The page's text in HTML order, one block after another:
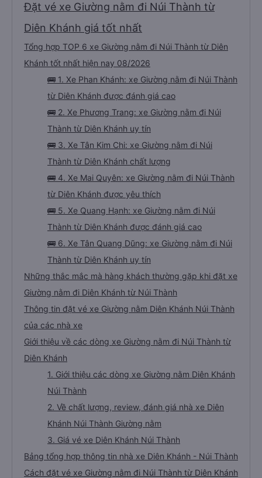
Đặt vé xe Giường nằm đi Núi Thành từ
Diên Khánh giá tốt nhất
Tổng hợp TOP 6 xe Giường nằm đi Núi Thành từ Diên
Khánh tốt nhất hiện nay 08/2026
🚌 1. Xe Phan Khánh: xe Giường nằm đi Núi Thành
từ Diên Khánh được đánh giá cao
🚌 2. Xe Phương Trang: xe Giường nằm đi Núi
Thành từ Diên Khánh uy tín
🚌 3. Xe Tân Kim Chi: xe Giường nằm đi Núi
Thành từ Diên Khánh chất lượng
🚌 4. Xe Mai Quyên: xe Giường nằm đi Núi Thành
từ Diên Khánh được yêu thích
🚌 5. Xe Quang Hạnh: xe Giường nằm đi Núi
Thành từ Diên Khánh được đánh giá cao
🚌 6. Xe Tân Quang Dũng: xe Giường nằm đi Núi
Thành từ Diên Khánh uy tín
Những thắc mắc mà hàng khách thường gặp khi đặt xe
Giường nằm đi Diên Khánh từ Núi Thành
Thông tin đặt vé xe Giường nằm Diên Khánh Núi Thành
của các nhà xe
Giới thiệu về các dòng xe Giường nằm đi Núi Thành từ
Diên Khánh
1. Giới thiệu các dòng xe Giường nằm Diên Khánh
Núi Thành
2. Về chất lượng, review, đánh giá nhà xe Diên
Khánh Núi Thành Giường nằm
3. Giá vé xe Diên Khánh Núi Thành
Bảng tổng hợp thông tin nhà xe Diên Khánh - Núi Thành
Cách đặt vé xe Giường nằm đi Núi Thành từ Diên Khánh